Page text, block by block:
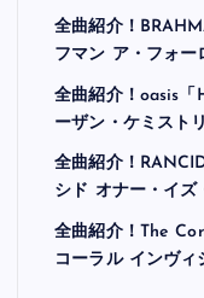
全曲紹介！
フマン ア・フォー
全曲紹介！oasis
ーザン・ケミスト
全曲紹介！
シド オナー・イズ
全曲紹介！The
コーラル インヴィ